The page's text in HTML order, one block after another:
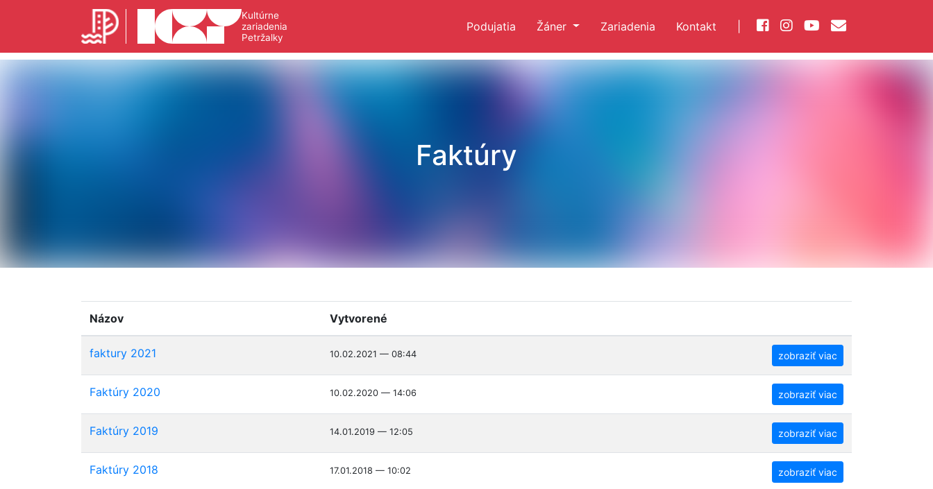
Kultúrne
zariadenia
Petržalky
Podujatia Žáner Zariadenia Kontakt
Faktúry
Názov Vytvorené
faktury 2021 10.02.2021 — 08:44 zobraziť viac
Faktúry 2020 10.02.2020 — 14:06 zobraziť viac
Faktúry 2019 14.01.2019 — 12:05 zobraziť viac
Faktúry 2018 17.01.2018 — 10:02 zobraziť viac